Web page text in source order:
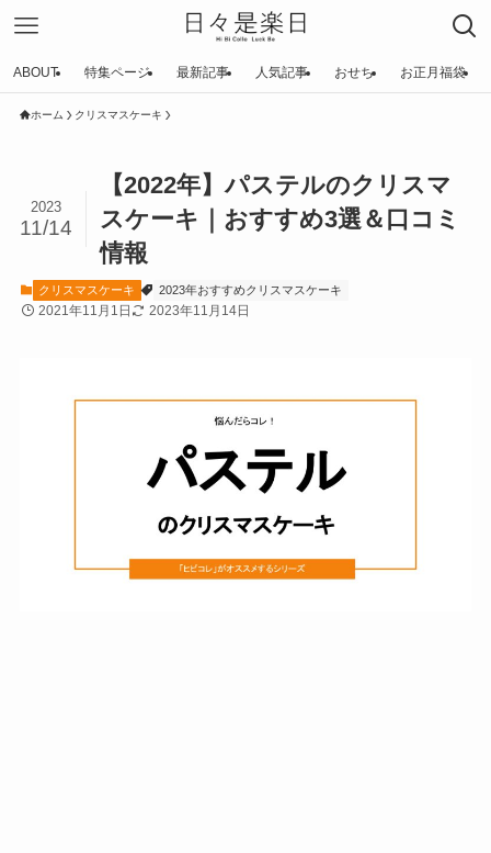
ABOUT 特集ページ 最新記事 人気記事 おせち お正月福袋
ホーム クリスマスケーキ
【2022年】パステルのクリスマ
スケーキ｜おすすめ3選＆口コミ
情報
2023
11/14
クリスマスケーキ 2023年おすすめクリスマスケーキ
2021年11月1日 2023年11月14日